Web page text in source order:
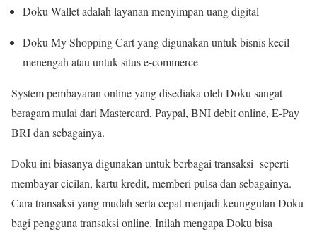
Doku Wallet adalah layanan menyimpan uang digital
Doku My Shopping Cart yang digunakan untuk bisnis kecil
menengah atau untuk situs e-commerce
System pembayaran online yang disediaka oleh Doku sangat
beragam mulai dari Mastercard, Paypal, BNI debit online, E-Pay
BRI dan sebagainya.
Doku ini biasanya digunakan untuk berbagai transaksi seperti
membayar cicilan, kartu kredit, memberi pulsa dan sebagainya.
Cara transaksi yang mudah serta cepat menjadi keunggulan Doku
bagi pengguna transaksi online. Inilah mengapa Doku bisa